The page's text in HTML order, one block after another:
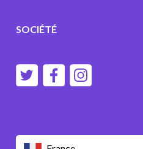
SOCIÉTÉ